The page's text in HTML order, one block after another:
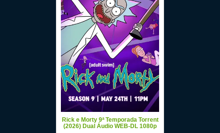
Rick e Morty 9ª Temporada Torrent
(2026) Dual Áudio WEB-DL 1080p